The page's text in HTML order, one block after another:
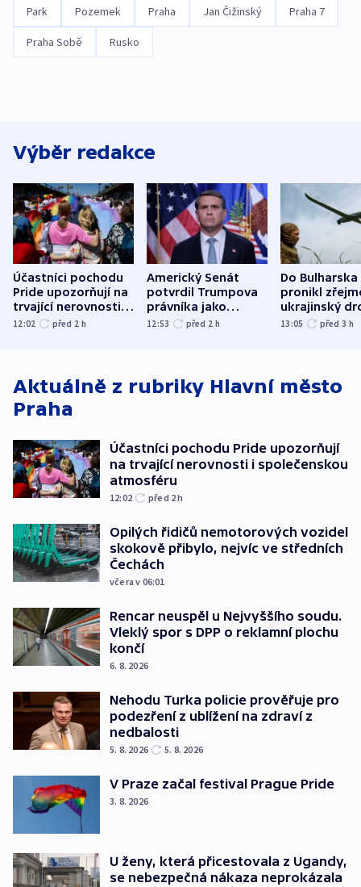
Park Pozemek Praha Jan Čižinský Praha 7
Praha Sobě Rusko
Výběr redakce
Účastníci pochodu
Pride upozorňují na
trvající nerovnosti i
společenskou
12:02 před 2 h
Americký Senát
potvrdil Trumpova
právníka jako
ministra
12:53 před 2 h
Do Bulharska
pronikl
ukrajinský
explodoval
13:05 před 3 h
Aktuálně z rubriky Hlavní město
Praha
Účastníci pochodu Pride upozorňují
na trvající nerovnosti i společenskou
atmosféru
12:02 před 2h
Opilých řidičů nemotorových vozidel
skokově přibylo, nejvíc ve středních
Čechách
včera v 06:01
Rencar neuspěl u Nejvyššího soudu.
Vleklý spor s DPP o reklamní plochu
končí
6. 8. 2026
Nehodu Turka policie prověřuje pro
podezření z ublížení na zdraví z
nedbalosti
5. 8. 2026 5. 8. 2026
V Praze začal festival Prague Pride
3. 8. 2026
U ženy, která přicestovala z Ugandy,
se nebezpečná nákaza neprokázala